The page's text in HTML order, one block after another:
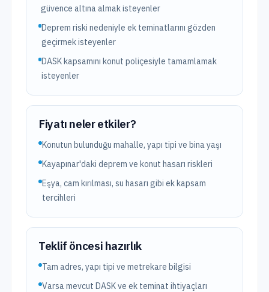
güvence altına almak isteyenler
Deprem riski nedeniyle ek teminatlarını gözden
geçirmek isteyenler
DASK kapsamını konut poliçesiyle tamamlamak
isteyenler
Fiyatı neler etkiler?
Konutun bulunduğu mahalle, yapı tipi ve bina yaşı
Kayapınar'daki deprem ve konut hasarı riskleri
Eşya, cam kırılması, su hasarı gibi ek kapsam
tercihleri
Teklif öncesi hazırlık
Tam adres, yapı tipi ve metrekare bilgisi
Varsa mevcut DASK ve ek teminat ihtiyaçları